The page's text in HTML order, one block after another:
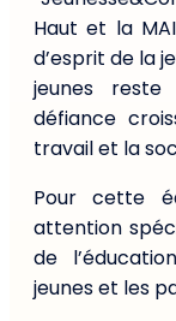
Haut et la
d’esprit de la
jeunes
défiance
travail et la
Pour cette
attention
de
jeunes et les